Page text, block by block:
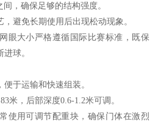
，确保足够的结构强度。
避免长期使用后出现松动现象。
眼大小严格遵循国际比赛标准，既保
球。
于运输和快速组装。
米，后部深度0.6-1.2米可调。
使用可调节配重块，确保门体在激烈